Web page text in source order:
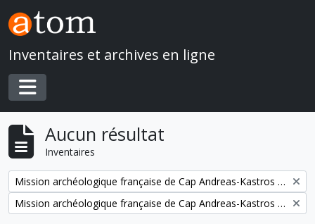
Skip to main content
Inventaires et archives en ligne
Toggle navigation
Aucun résultat
Inventaires
Remove filter:
Mission archéologique française de Cap Andreas-Kastros (Chypre)
Remove filter:
Mission archéologique française de Cap Andreas-Kastros et de Khirokitia (Chypre)